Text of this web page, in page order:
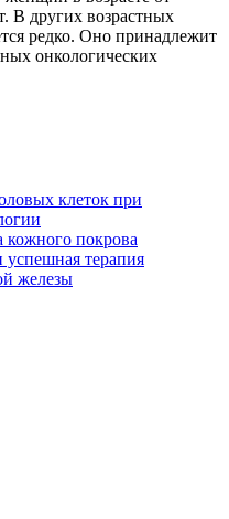
В других возрастных
редко. Оно принадлежит
онкологических
клеток при
кожного покрова
успешная терапия
железы